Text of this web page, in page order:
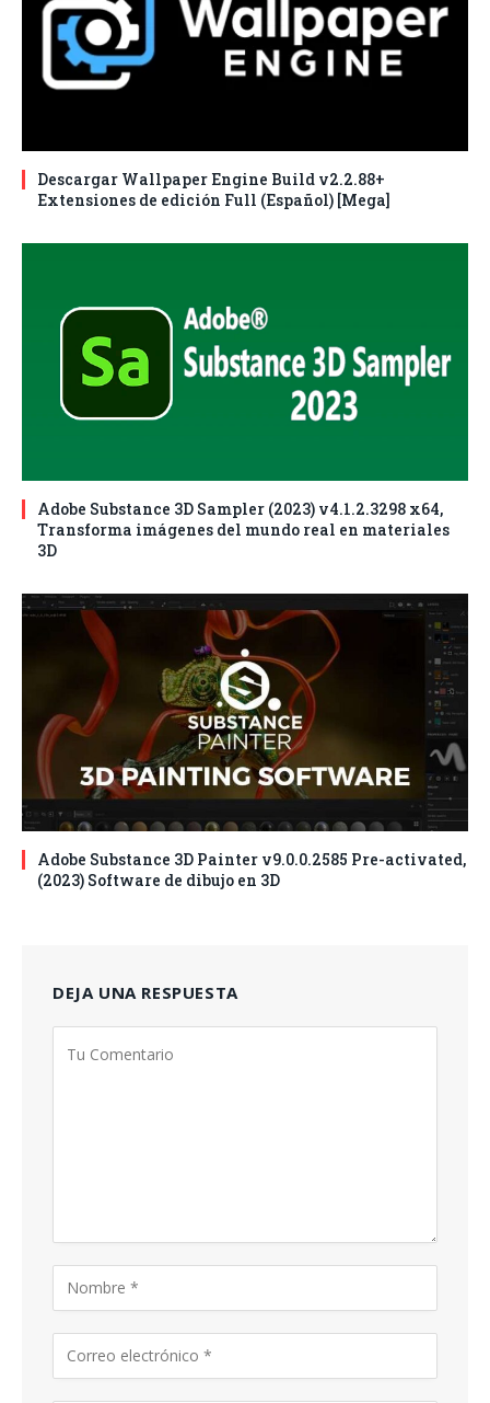
Descargar Wallpaper Engine Build v2.2.88+
Extensiones de edición Full (Español) [Mega]
Adobe Substance 3D Sampler (2023) v4.1.2.3298 x64,
Transforma imágenes del mundo real en materiales
3D
Adobe Substance 3D Painter v9.0.0.2585 Pre-activated,
(2023) Software de dibujo en 3D
DEJA UNA RESPUESTA